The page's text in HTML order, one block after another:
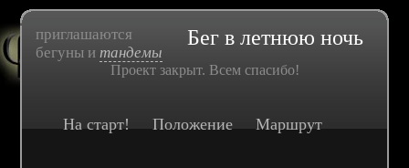
приглашаются
бегуны итандемы
Бег в летнюю ночь
Проект закрыт. Всем спасибо!
На старт! Положение Маршрут